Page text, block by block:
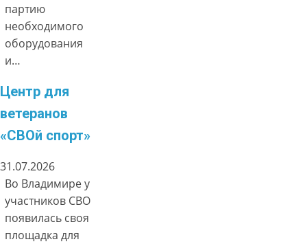
партию
необходимого
оборудования
и…
Центр для
ветеранов
«СВОй спорт»
31.07.2026
Во Владимире у
участников СВО
появилась своя
площадка для